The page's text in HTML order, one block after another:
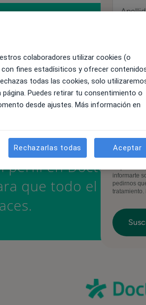
Al facilitar
contactarte
informarte
pedirnos
tratamiento.
colaboradores utilizar cookies (o
fines estadísiticos y ofrecer
todas las cookies, solo
Puedes retirar tu consentimiento o
desde ajustes. Más información en
Rechazarlas todas Aceptar